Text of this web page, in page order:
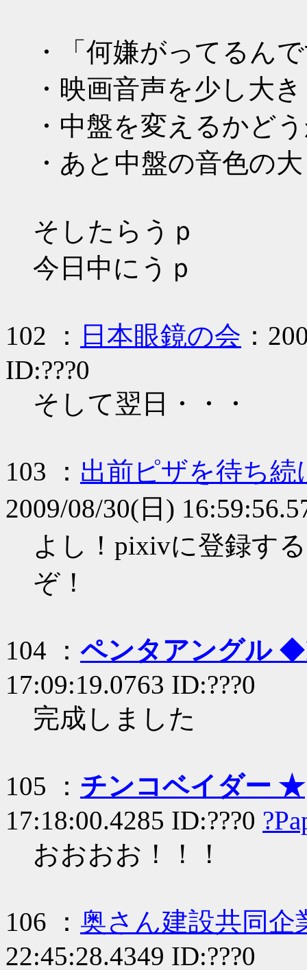
・「何嫌がってるん
・映画音声を少し大
・中盤を変えるかど
・あと中盤の音色の
そしたらうｐ
今日中にうｐ
102 ： 日本眼鏡の会 ：
ID:???0
そして翌日・・・
103 ： 出前ピザを待ち続
2009/08/30(日)
よし！pixivに登録す
ぞ！
104 ： ペンタアングル
17:09:19.0763 ID:???0
完成しました
105 ： チンコベイダー ★
17:18:00.4285 ID:???0
おおおお！！！
106 ： 奥さん建設共同企
22:45:28.4349 ID:???0